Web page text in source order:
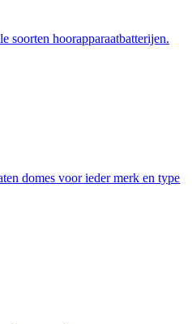
soorten hoorapparaatbatterijen.
domes voor ieder merk en type